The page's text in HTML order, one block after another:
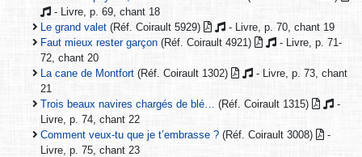
- Livre, p. 69, chant 18
Le grand valet (Réf. Coirault 5929)
- Livre, p. 70, chant 19
Faut mieux rester garçon (Réf. Coirault 4921)
- Livre, p. 71-
72, chant 20
La cane de Montfort (Réf. Coirault 1302)
- Livre, p. 73, chant
21
Trois beaux navires chargés de blé…
(Réf. Coirault 1315)
-
Livre, p. 74, chant 22
Comment veux-tu que je t’embrasse ? (Réf. Coirault 3008)
-
Livre, p. 75, chant 23